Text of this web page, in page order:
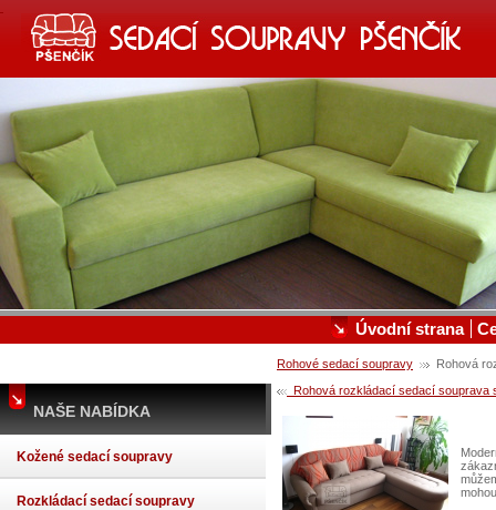
SEDACÍ SOUPRAVY, KOŽENÉ
VÝROBA A PRODEJ SEDACÍCH SOUPRAV A POSTELÍ
Úvodní strana
Rohové sedací soupravy
Rohová
Rohová rozkládací sedací souprava
NAŠE NABÍDKA
Kožené sedací soupravy
Rozkládací sedací soupravy